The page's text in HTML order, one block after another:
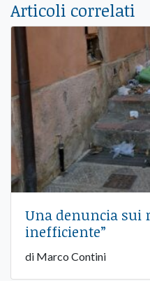
Articoli correlati
Una denuncia sui
inefficiente”
di Marco Contini